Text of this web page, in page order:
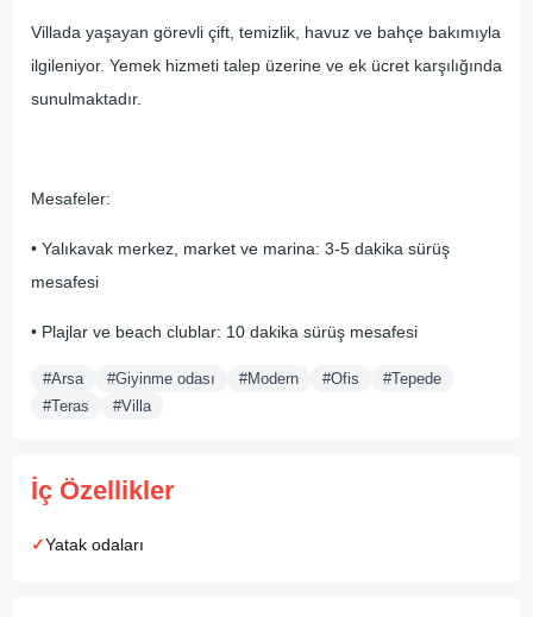
Villada yaşayan görevli çift, temizlik, havuz ve bahçe bakımıyla
ilgileniyor. Yemek hizmeti talep üzerine ve ek ücret karşılığında
sunulmaktadır.
Mesafeler:
• Yalıkavak merkez, market ve marina: 3-5 dakika sürüş
mesafesi
• Plajlar ve beach clublar: 10 dakika sürüş mesafesi
#Arsa #Giyinme odası #Modern #Ofis
#Tepede
#Teras
#Villa
İç Özellikler
Yatak odaları